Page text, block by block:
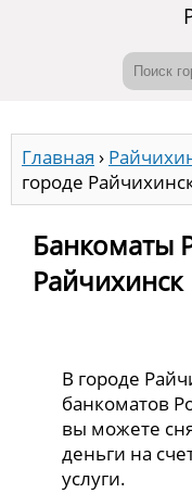
Главная ›
городе
Банкоматы
Райчихинск
В городе
банкоматов
вы можете
деньги на
услуги.